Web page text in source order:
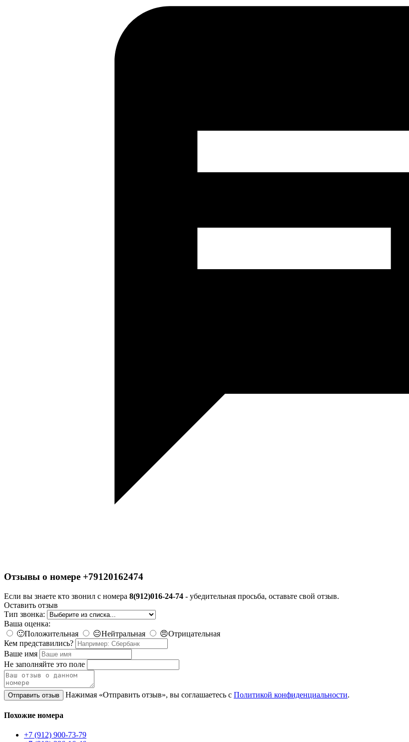
Отзывы о номере +79120162474
Если вы знаете кто звонил с номера 8(912)016-24-74 - убедительная просьба, оставьте свой отзыв.
Оставить отзыв
Тип звонка:
Ваша оценка:
🙂Положительная 😐Нейтральная 😠Отрицательная
Кем представились?
Ваше имя
Не заполняйте это поле
Отправить отзыв Нажимая «Отправить отзыв», вы соглашаетесь с Политикой конфиденциальности.
Похожие номера
+7 (912) 900-73-79